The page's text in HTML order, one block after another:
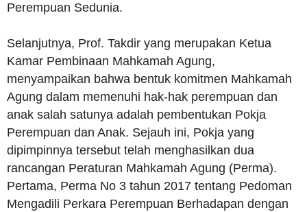
Perempuan Sedunia.
Selanjutnya, Prof. Takdir yang merupakan Ketua
Kamar Pembinaan Mahkamah Agung,
menyampaikan bahwa bentuk komitmen Mahkamah
Agung dalam memenuhi hak-hak perempuan dan
anak salah satunya adalah pembentukan Pokja
Perempuan dan Anak. Sejauh ini, Pokja yang
dipimpinnya tersebut telah menghasilkan dua
rancangan Peraturan Mahkamah Agung (Perma).
Pertama, Perma No 3 tahun 2017 tentang Pedoman
Mengadili Perkara Perempuan Berhadapan dengan